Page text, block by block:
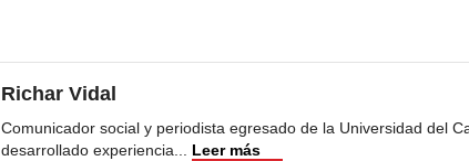
Richar Vidal
Comunicador social y periodista egresado de la Universidad del
desarrollado experiencia... Leer más